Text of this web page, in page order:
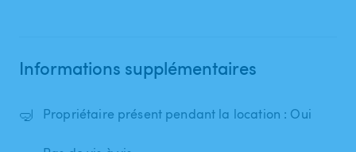
Informations supplémentaires
🤿 Propriétaire présent pendant la location : Oui